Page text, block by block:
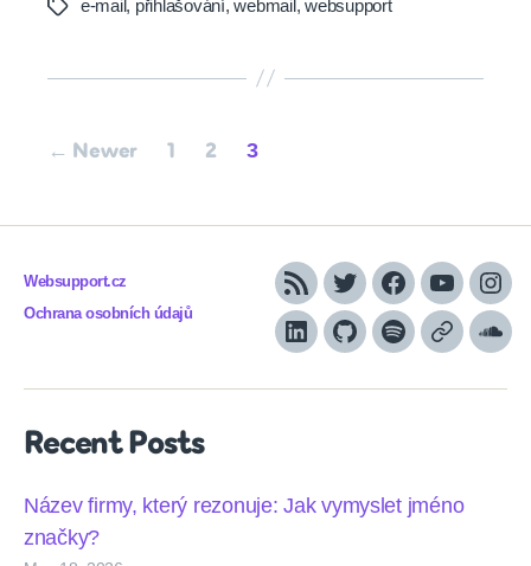
Tagse-mail, přihlašování,webmail,websupport
Posts
← Newer 1 2 3
Websupport.cz
Ochrana osobních údajů
RSS TwitterFacebook
YouTube
LinkedInGithubSpotifyApple
Recent Posts
Název firmy, který rezonuje: Jak vymyslet jméno
značky?